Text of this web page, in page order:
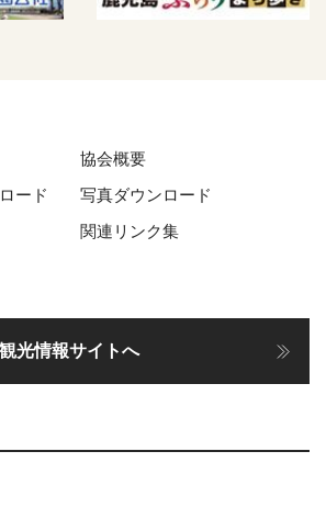
協会概要
ード
写真ダウンロード
関連リンク集
観光情報サイトへ